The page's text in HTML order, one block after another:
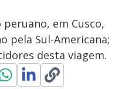
em Cusco,
pela Sul-Americana;
desta viagem.